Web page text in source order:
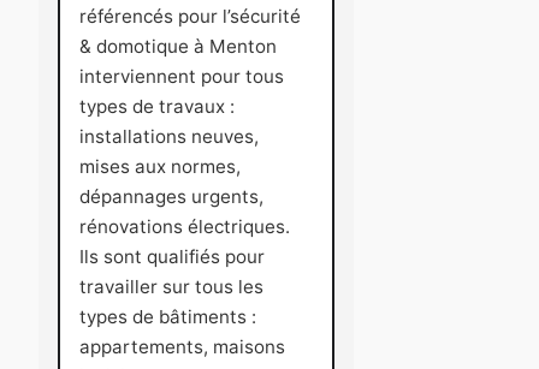
référencés pour l’sécurité
& domotique à Menton
interviennent pour tous
types de travaux :
installations neuves,
mises aux normes,
dépannages urgents,
rénovations électriques.
Ils sont qualifiés pour
travailler sur tous les
types de bâtiments :
appartements, maisons